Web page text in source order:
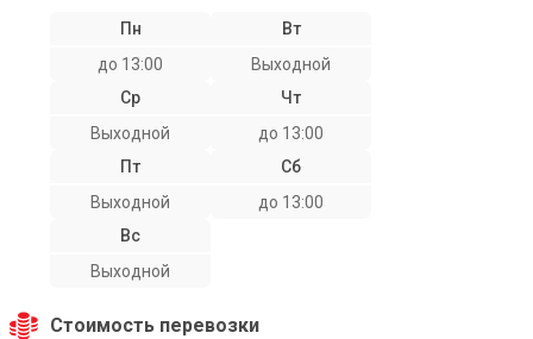
Пн
до 13:00
Вт
Выходной
Ср
Выходной
Чт
до 13:00
Пт
Выходной
Сб
до 13:00
Вс
Выходной
Стоимость перевозки